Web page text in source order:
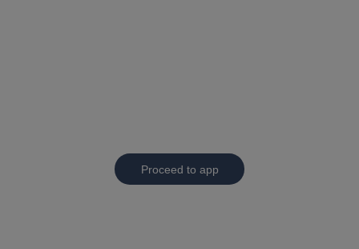
Proceed to app